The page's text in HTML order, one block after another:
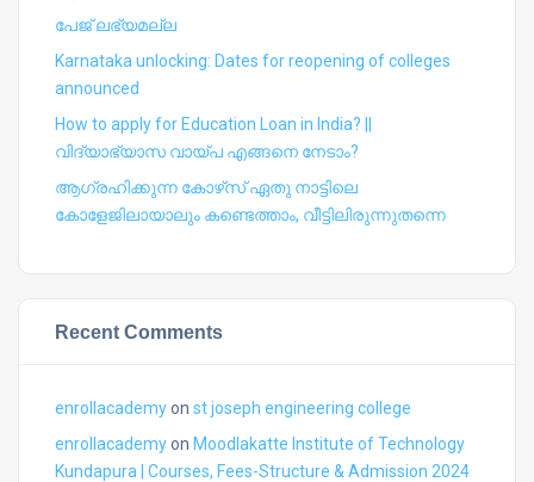
പേജ് ലഭ്യമല്ല
Karnataka unlocking: Dates for reopening of colleges
announced
How to apply for Education Loan in India? ||
വിദ്യാഭ്യാസ വായ്പ എങ്ങനെ നേടാം?
ആഗ്രഹിക്കുന്ന കോഴ്‍സ് ഏതു നാട്ടിലെ
കോളേജിലായാലും കണ്ടെത്താം, വീട്ടിലിരുന്നുതന്നെ
Recent Comments
enrollacademyon st joseph engineering college
enrollacademyon Moodlakatte Institute of Technology
Kundapura | Courses, Fees-Structure & Admission 2024